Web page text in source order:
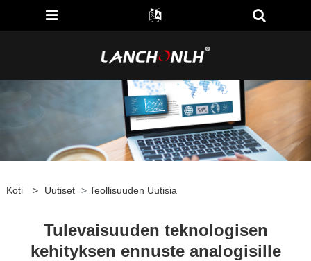
Koti > Uutiset > Teollisuuden Uutisia
Tulevaisuuden teknologisen
kehityksen ennuste analogisille